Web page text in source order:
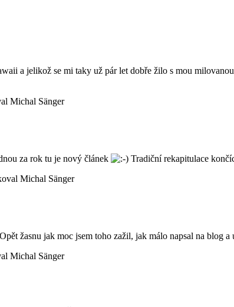
a jelikož se mi taky už pár let dobře žilo s mou
Michal Sänger
za rok tu je nový článek
Tradiční rekapitulace
Michal Sänger
žasnu jak moc jsem toho zažil, jak málo napsal na blog
Michal Sänger